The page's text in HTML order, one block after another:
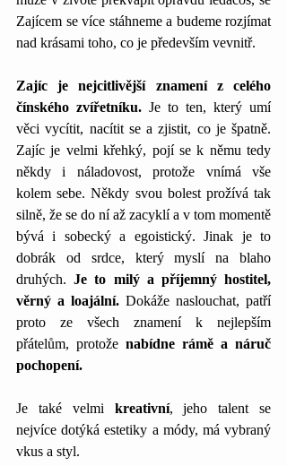
Zajícem se více stáhneme a budeme rozjímat
nad krásami toho, co je především vevnitř.
Zajíc je nejcitlivější znamení z celého
čínského zvířetníku. Je to ten, který umí
věci vycítit, nacítit se a zjistit, co je špatně.
Zajíc je velmi křehký, pojí se k němu tedy
někdy i náladovost, protože vnímá vše
kolem sebe. Někdy svou bolest prožívá tak
silně, že se do ní až zacyklí a v tom momentě
bývá i sobecký a egoistický. Jinak je to
dobrák od srdce, který myslí na blaho
druhých. Je to milý a příjemný hostitel,
věrný a loajální. Dokáže naslouchat, patří
proto ze všech znamení k nejlepším
přátelům, protože nabídne rámě a náruč
pochopení.
Je také velmi kreativní, jeho talent se
nejvíce dotýká estetiky a módy, má vybraný
vkus a styl.